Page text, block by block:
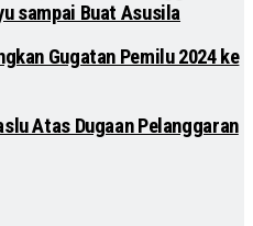
sampai Buat Asusila
Gugatan Pemilu 2024 ke
Atas Dugaan Pelanggaran